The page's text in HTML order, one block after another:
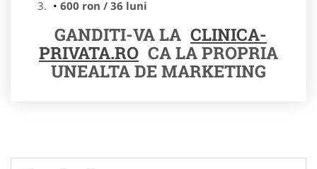
600 ron / 36 luni
GANDITI-VA LA CLINICA-
PRIVATA.RO CA LA PROPRIA
UNEALTA DE MARKETING